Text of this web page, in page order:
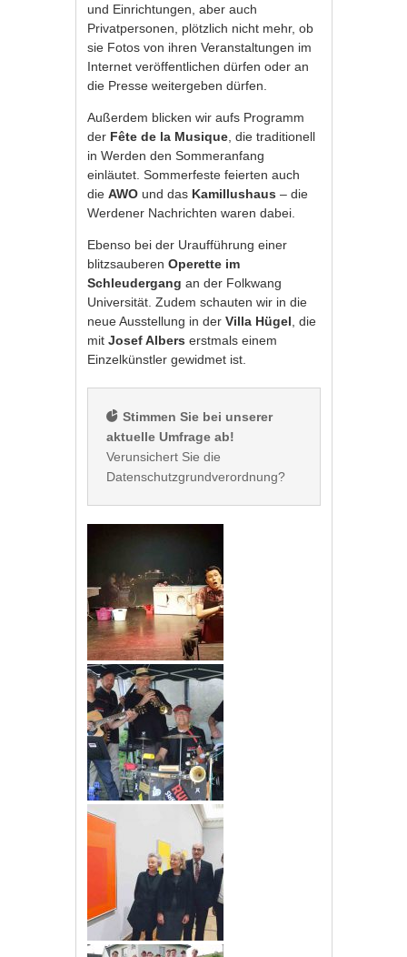
und Einrichtungen, aber auch
Privatpersonen, plötzlich nicht mehr, ob
sie Fotos von ihren Veranstaltungen im
Internet veröffentlichen dürfen oder an
die Presse weitergeben dürfen.
Außerdem blicken wir aufs Programm
der Fête de la Musique , die traditionell
in Werden den Sommeranfang
einläutet. Sommerfeste feierten auch
dieAWO und das Kamillushaus – die
Werdener Nachrichten waren dabei.
Ebenso bei der Uraufführung einer
blitzsauberenOperette im
Schleudergang an der Folkwang
Universität. Zudem schauten wir in die
neue Ausstellung in derVilla Hügel , die
mitJosef Albers erstmals einem
Einzelkünstler gewidmet ist.
Stimmen Sie bei unserer
aktuelle Umfrage ab!
Verunsichert Sie die